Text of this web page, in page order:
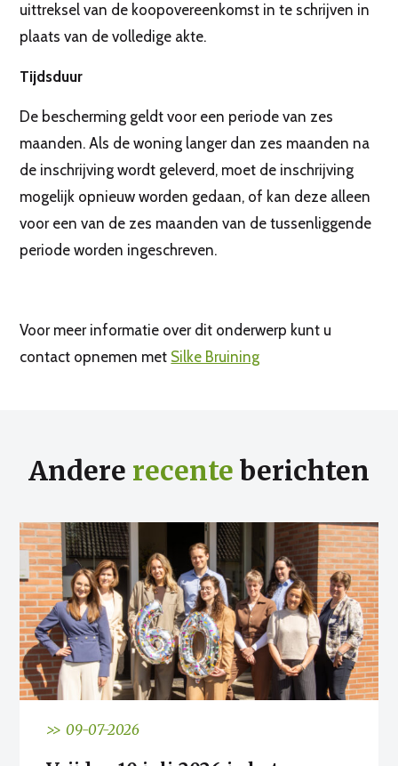
uittreksel van de koopovereenkomst in te schrijven in
plaats van de volledige akte.
Tijdsduur
De bescherming geldt voor een periode van zes
maanden. Als de woning langer dan zes maanden na
de inschrijving wordt geleverd, moet de inschrijving
mogelijk opnieuw worden gedaan, of kan deze alleen
voor een van de zes maanden van de tussenliggende
periode worden ingeschreven.
Voor meer informatie over dit onderwerp kunt u
contact opnemen met Silke Bruining
Andere recente berichten
>> 09-07-2026